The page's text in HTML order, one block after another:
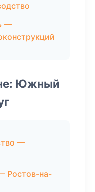
—
Южный
—
Ростов-на-